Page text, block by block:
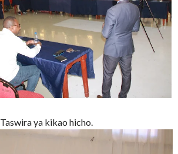
Taswira ya kikao hicho.